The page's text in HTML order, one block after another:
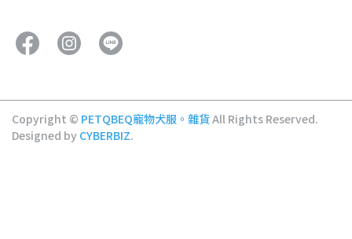
Copyright © PETQBEQ寵物犬服。雜貨All Rights Reserved.
Designed by CYBERBIZ.